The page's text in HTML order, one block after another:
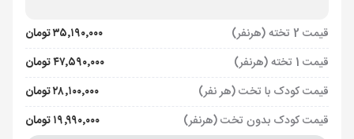
قیمت 2 تخته (هرنفر)
۳۵٬۱۹۰٬۰۰۰ تومان
قیمت 1 تخته (هرنفر)
۴۷٬۵۹۰٬۰۰۰ تومان
قیمت کودک با تخت (هر نفر)
۲۸٬۱۰۰٬۰۰۰ تومان
قیمت کودک بدون تخت (هرنفر)
۱۹٬۹۹۰٬۰۰۰ تومان